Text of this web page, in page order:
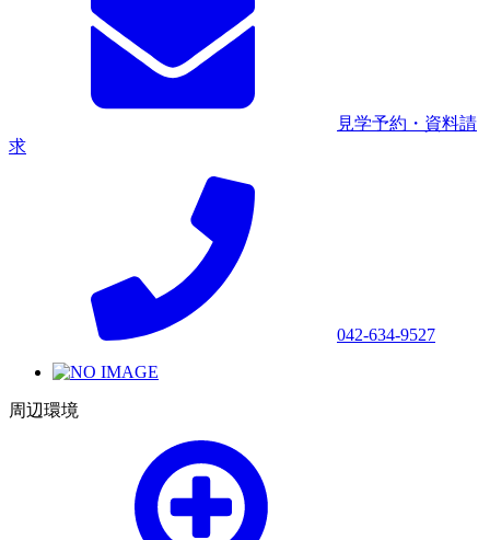
見学予約・資料請
求
042-634-9527
周辺環境